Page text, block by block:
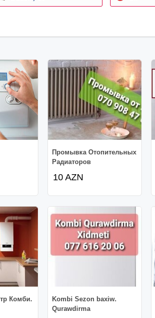
Промывка Отопительных
Радиаторов
10 AZN
Комби.
Kombi Sezon baxiw.
Qurawdirma